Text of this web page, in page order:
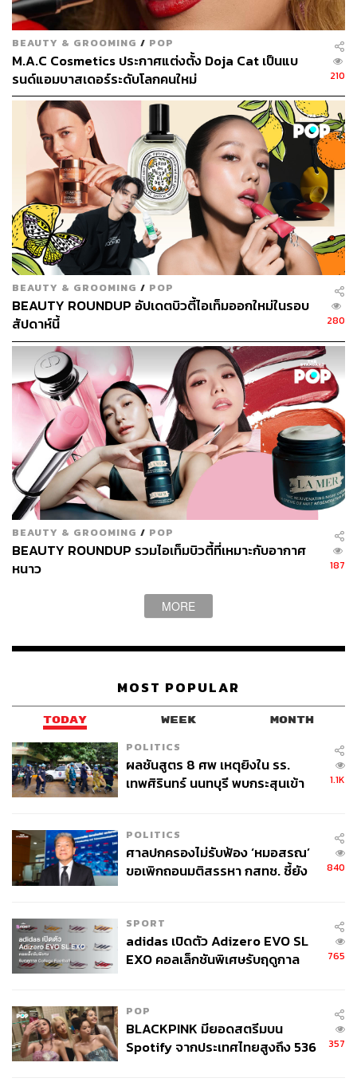
แนะนำ All Nighter Setting Spray จาก Urban Decay (500
บาท) เหมาะกับมือใหม่ด้วยขนาดพกพาแบบมินิ ช่วยให้เม
กอัพดูดีเหมือนแต่งเสร็จใหม่ๆ เหมาะกับทุกสภาพผิว และติด
ทนนาน 16 ชั่วโมงยาวไป
นึกจะทาอายแชโดว์ ต้องนึกถึงอายไพรเมอร์เสมอ
We Say:มีสาวบิวตี้มือใหม่หลายคนที่ข้ามขั้นตอนนี้ไป
เพราะคิดว่าไม่สำคัญ ส่งผลให้ระหว่างวัน เปลือกตาที่ทาอาย
แชโดว์ไว้นั้นเป็นคราบ ตกร่อง แลดูไม่สวยงาม วิธีแก้ง่ายๆ
คือทาอายไพรเมอร์ก่อนที่จะทาอายแชโดว์เสมอ จะช่วยให้สี
ของอายแชโดว์สดใส สวยงาม ไม่ไหล และไม่เป็นคราบ
Prep + Prime 24-Hour Extend Eye Base จาก M.A.C (1,110
สามารถใช้งานได้อย่างยาวนาน ซื้อครั้งเดียวแต่เอาอยู่ทุก
โทนสีที่ทายังไงก็รอด เช่น โทนสีน้ำตาล น้ำตาลประกายทอง
เมื่อชำนาญการลงอายแชโดว์สีพื้นๆ แล้วค่อยไล่ระดับไปกับ
สีสันที่สนุกขึ้น
อายไลเนอร์ เริ่มต้นใช้แบบดินสอเวิร์กที่สุด
We Say:เป็นมือใหม่ แม้ใจจะนิ่ง แต่ถ้ามือไม่นิ่งก็ช่วยอะไร
แนะนำอายไลเนอร์แบบดินสอ ซึ่งเมกอัพอาร์ทิสต์มืออาชีพ
หลายคนแนะนำมือใหม่แบบนี้เช่นกัน เพราะแบบดินสอเขียน
ง่าย ควบคุมง่ายกว่าแบบลิควิด หรือแบบเจลที่ต้องอาศัยความ
เชี่ยวชาญเป็นพิเศษ เพราะหากมือไม่นิ่ง วาดไม่เป๊ะ แบบ
มากกว่า
BEAUTY & GROOMING / POP
M.A.C Cosmetics ประกาศแต่งตั้ง Doja Cat เป็นแบ
รนด์แอมบาสเดอร์ระดับโลกคนใหม่
210
BEAUTY & GROOMING / POP
BEAUTY ROUNDUP อัปเดตบิวตี้ไอเท็มออกใหม่ในรอบ
สัปดาห์นี้
280
BEAUTY & GROOMING / POP
BEAUTY ROUNDUP รวมไอเท็มบิวตี้ที่เหมาะกับอากาศ
หนาว
187
MORE
MOST POPULAR
TODAY WEEK MONTH
POLITICS
ผลชันสูตร 8 ศพ เหตุยิงใน รร.
เทพศิรินทร์ นนทบุรี พบกระสุนเข้า
1.1K
POLITICS
ศาลปกครองไม่รับฟ้อง ‘หมอสรณ’
ขอเพิกถอนมติสรรหา กสทช. ชี้ยัง
840
SPORT
adidas เปิดตัว Adizero EVO SL
EXO คอลเล็กชันพิเศษรับฤดูกาล
765
POP
BLACKPINK มียอดสตรีมบน
Spotify จากประเทศไทยสูงถึง 536
357